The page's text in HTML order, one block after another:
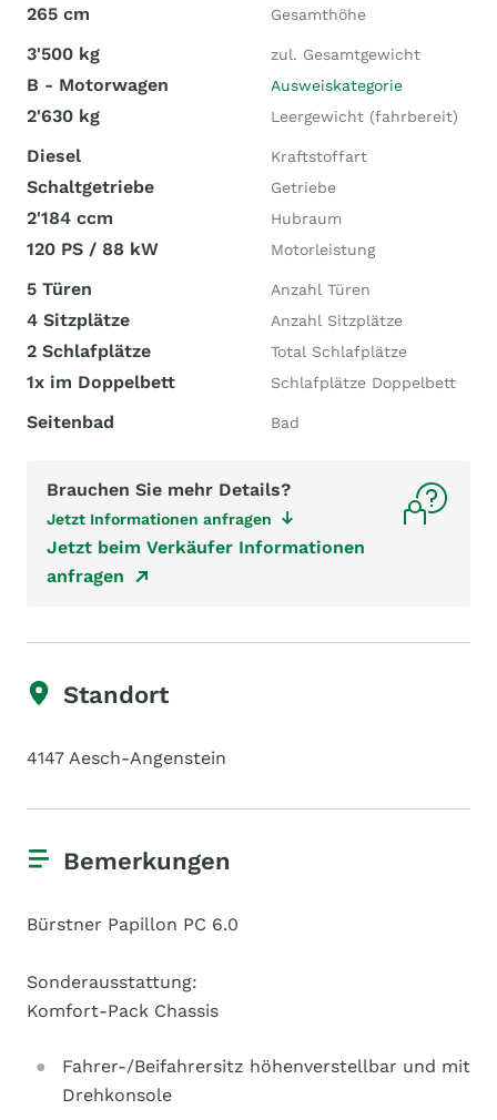
265 cm Gesamthöhe
3'500 kg zul. Gesamtgewicht
B - Motorwagen Ausweiskategorie
2'630 kg Leergewicht (fahrbereit)
Diesel Kraftstoffart
Schaltgetriebe Getriebe
2'184 ccm Hubraum
120 PS / 88 kW Motorleistung
5 Türen Anzahl Türen
4 Sitzplätze Anzahl Sitzplätze
2 Schlafplätze Total Schlafplätze
1x im Doppelbett Schlafplätze Doppelbett
Seitenbad Bad
Brauchen Sie mehr Details?
Jetzt Informationen anfragen
Jetzt beim Verkäufer Informationen
anfragen
Standort
4147 Aesch-Angenstein
Bemerkungen
Bürstner Papillon PC 6.0
Sonderausstattung:
Komfort-Pack Chassis
Fahrer-/Beifahrersitz höhenverstellbar und mit
Drehkonsole